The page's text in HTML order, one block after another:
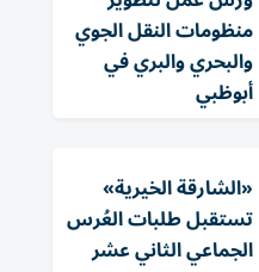
منظومات النقل الجوي
والبحري والبري في
أبوظبي
«الشارقة الخيرية»
تستقبل طلبات العُرس
الجماعي الثاني عشر